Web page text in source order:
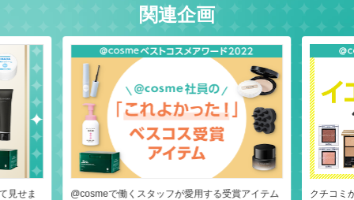
関連企画
見せま
@cosmeで働くスタッフが愛用する受賞アイテム
クチコミ